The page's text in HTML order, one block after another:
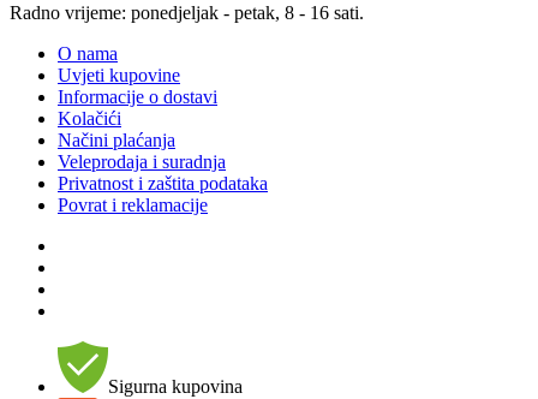
Radno vrijeme: ponedjeljak - petak, 8 - 16 sati.
O nama
Uvjeti kupovine
Informacije o dostavi
Kolačići
Načini plaćanja
Veleprodaja i suradnja
Privatnost i zaštita podataka
Povrat i reklamacije
Sigurna kupovina